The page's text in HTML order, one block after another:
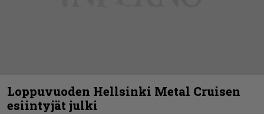
Loppuvuoden Hellsinki Metal Cruisen
esiintyjät julki